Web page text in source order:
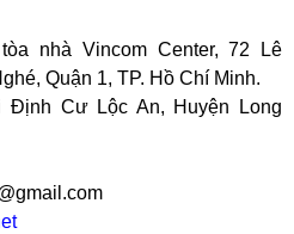
nhà Vincom Center, 72 Lê
Quận 1, TP. Hồ Chí Minh.
Định Cư Lộc An, Huyện Long